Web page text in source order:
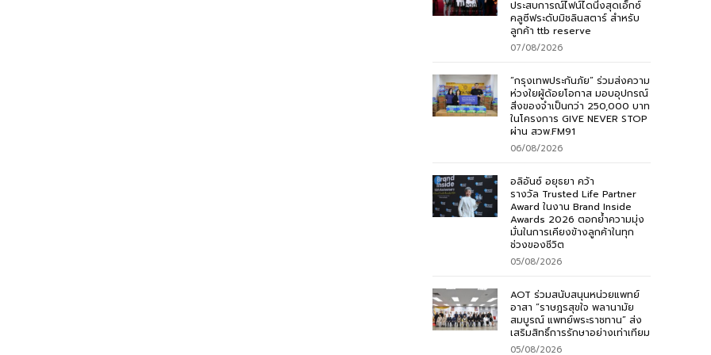
ประสบการณ์ไฟน์ไดนิ่งสุดเอ็กซ์
คลูซีฟระดับมิชลินสตาร์ สำหรับ
ลูกค้า ttb reserve
07/08/2026
“กรุงเทพประกันภัย” ร่วมส่งความ
ห่วงใยผู้ด้อยโอกาส มอบอุปกรณ์
สิ่งของจำเป็นกว่า 250,000 บาท
ในโครงการ GIVE NEVER STOP
ผ่าน สวพ.FM91
06/08/2026
อลิอันซ์ อยุธยา คว้า
รางวัล Trusted Life Partner
Award ในงาน Brand Inside
Awards 2026 ตอกย้ำความมุ่ง
มั่นในการเคียงข้างลูกค้าในทุก
ช่วงของชีวิต
05/08/2026
AOT ร่วมสนับสนุนหน่วยแพทย์
อาสา “ราษฎรสุขใจ พลานามัย
สมบูรณ์ แพทย์พระราชทาน” ส่ง
เสริมสิทธิ์การรักษาอย่างเท่าเทียม
05/08/2026